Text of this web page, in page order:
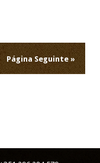
Página Seguinte »